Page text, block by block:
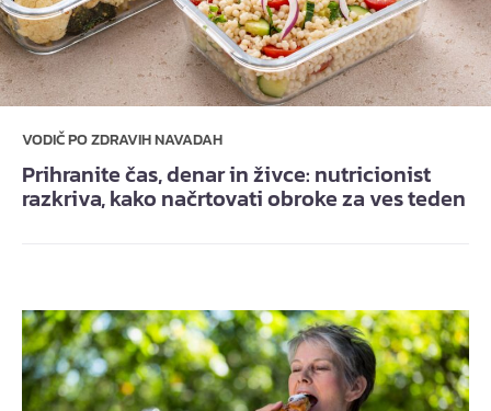
VODIČ PO ZDRAVIH NAVADAH
Prihranite čas, denar in živce: nutricionist
razkriva, kako načrtovati obroke za ves teden